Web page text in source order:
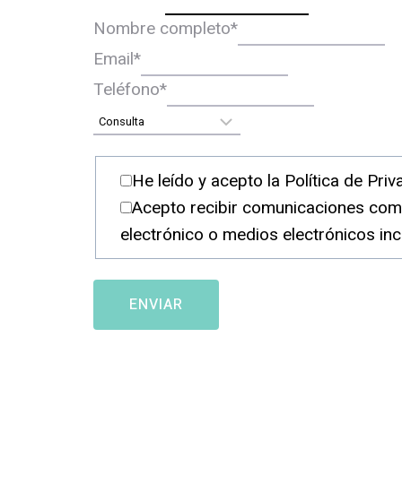
Nombre completo*
Email*
Teléfono*
He leído y acepto la Política de
Acepto recibir comunicaciones
electrónico o medios electrónicos
ENVIAR